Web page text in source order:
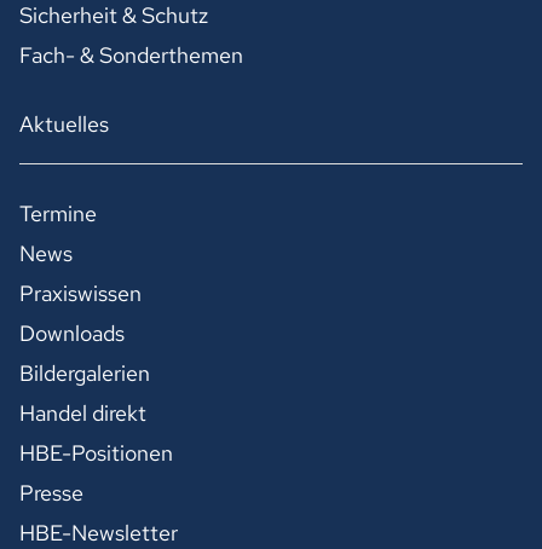
Sicherheit & Schutz
Fach- & Sonderthemen
Aktuelles
Termine
News
Praxiswissen
Downloads
Bildergalerien
Handel direkt
HBE-Positionen
Presse
HBE-Newsletter